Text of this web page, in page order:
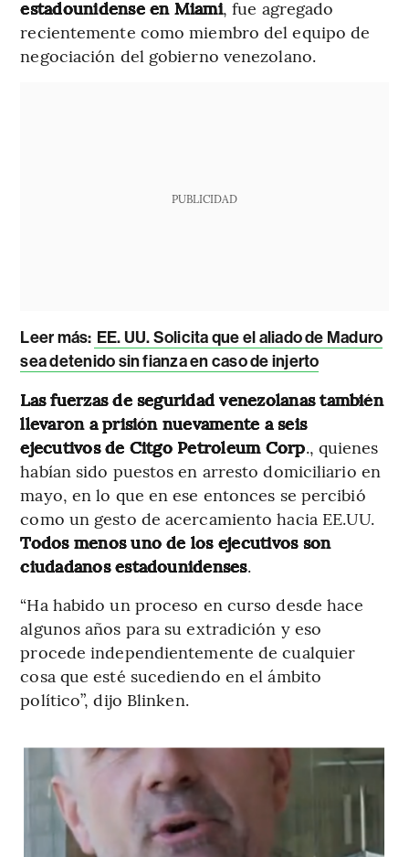
estadounidense en Miami, fue agregado
recientemente como miembro del equipo de
negociación del gobierno venezolano.
PUBLICIDAD
Leer más: EE. UU. Solicita que el aliado de Maduro
sea detenido sin fianza en caso de injerto
Las fuerzas de seguridad venezolanas también
llevaron a prisión nuevamente a seis
ejecutivos de Citgo Petroleum Corp., quienes
habían sido puestos en arresto domiciliario en
mayo, en lo que en ese entonces se percibió
como un gesto de acercamiento hacia EE.UU.
Todos menos uno de los ejecutivos son
ciudadanos estadounidenses.
“Ha habido un proceso en curso desde hace
algunos años para su extradición y eso
procede independientemente de cualquier
cosa que esté sucediendo en el ámbito
político”, dijo Blinken.